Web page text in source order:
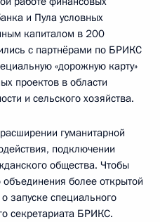
и Пула условных
капиталом в 200
с партнёрами по БРИКС
«дорожную карту»
проектов в области
и сельского хозяйства.
гуманитарной
подключении
общества. Чтобы
более открытой
запуске специального
секретариата БРИКС.